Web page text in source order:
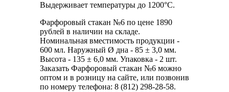
Выдерживает температуры до 1200°С.
Фарфоровый стакан №6 по цене 1890
рублей в наличии на складе.
Номинальная вместимость продукции -
600 мл. Наружный Ø дна - 85 ± 3,0 мм.
Высота - 135 ± 6,0 мм. Упаковка - 2 шт.
Заказать Фарфоровый стакан №6 можно
оптом и в розницу на сайте, или позвонив
по номеру телефона: 8 (812) 298-28-58.